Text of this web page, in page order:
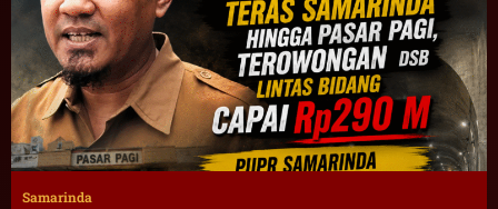
Samarinda